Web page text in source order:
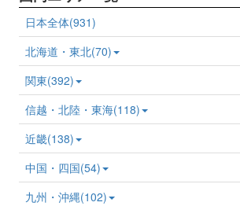
日本全体(931)
北海道・東北(70)
関東(392)
信越・北陸・東海(118)
近畿(138)
中国・四国(54)
九州・沖縄(102)